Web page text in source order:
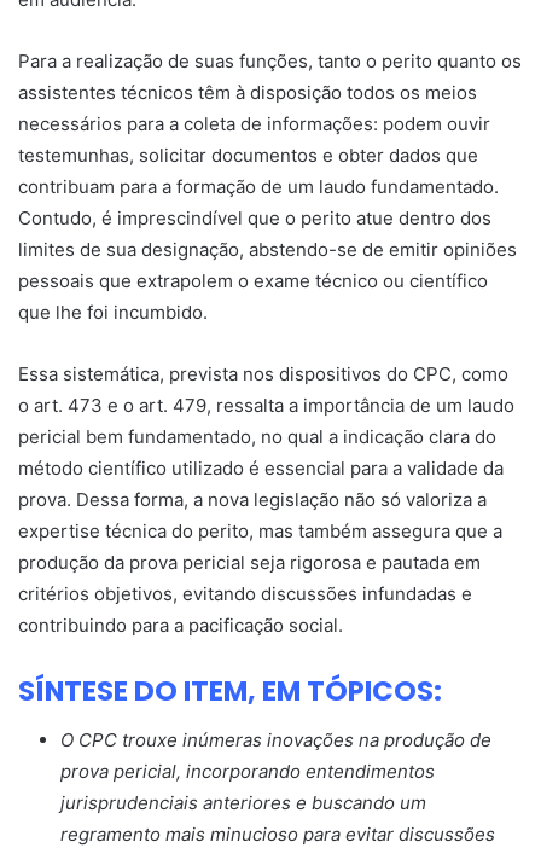
Para a realização de suas funções, tanto o perito quanto os
assistentes técnicos têm à disposição todos os meios
necessários para a coleta de informações: podem ouvir
testemunhas, solicitar documentos e obter dados que
contribuam para a formação de um laudo fundamentado.
Contudo, é imprescindível que o perito atue dentro dos
limites de sua designação, abstendo-se de emitir opiniões
pessoais que extrapolem o exame técnico ou científico
que lhe foi incumbido.
Essa sistemática, prevista nos dispositivos do CPC, como
o art. 473 e o art. 479, ressalta a importância de um laudo
pericial bem fundamentado, no qual a indicação clara do
método científico utilizado é essencial para a validade da
prova. Dessa forma, a nova legislação não só valoriza a
expertise técnica do perito, mas também assegura que a
produção da prova pericial seja rigorosa e pautada em
critérios objetivos, evitando discussões infundadas e
contribuindo para a pacificação social.
SÍNTESE DO ITEM, EM TÓPICOS:
O CPC trouxe inúmeras inovações na produção de
prova pericial, incorporando entendimentos
jurisprudenciais anteriores e buscando um
regramento mais minucioso para evitar discussões